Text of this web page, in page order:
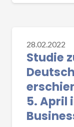
Vortragsteil
diesem
Online-
28.02.2022
Studie
5. April